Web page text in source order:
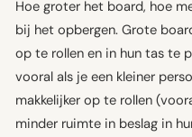
Hoe groter het board, hoe
bij het opbergen. Grote
op te rollen en in hun tas te
vooral als je een kleiner
makkelijker op te rollen
minder ruimte in beslag in